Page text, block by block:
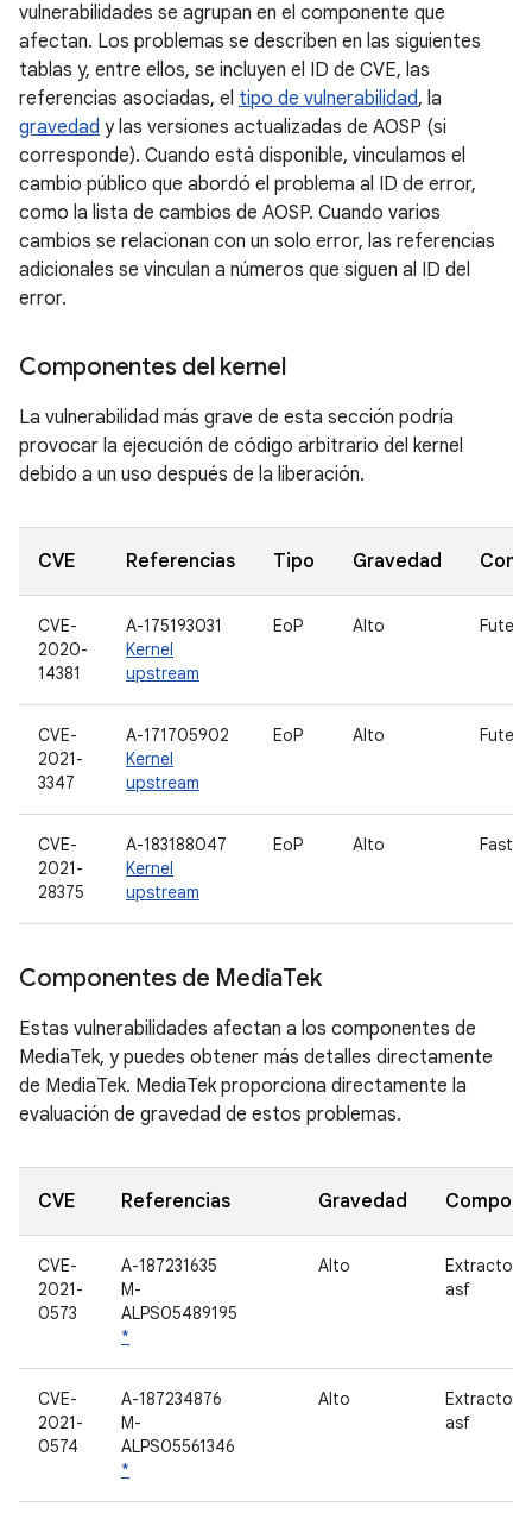
vulnerabilidades se agrupan en el componente que
afectan. Los problemas se describen en las siguientes
tablas y, entre ellos, se incluyen el ID de CVE, las
referencias asociadas, el tipo de vulnerabilidad, la
gravedad y las versiones actualizadas de AOSP (si
corresponde). Cuando está disponible, vinculamos el
cambio público que abordó el problema al ID de error,
como la lista de cambios de AOSP. Cuando varios
cambios se relacionan con un solo error, las referencias
adicionales se vinculan a números que siguen al ID del
error.
Componentes del kernel
La vulnerabilidad más grave de esta sección podría
provocar la ejecución de código arbitrario del kernel
debido a un uso después de la liberación.
CVE Referencias Tipo Gravedad
CVE-
2020-
14381
A-175193031
Kernel
upstream
EoP Alto Futex
CVE-
2021-
3347
A-171705902
Kernel
upstream
EoP Alto Futex
CVE-
2021-
28375
A-183188047
Kernel
upstream
EoP Alto
Componentes de MediaTek
Estas vulnerabilidades afectan a los componentes de
MediaTek, y puedes obtener más detalles directamente
de MediaTek. MediaTek proporciona directamente la
evaluación de gravedad de estos problemas.
CVE Referencias Gravedad
CVE-
2021-
0573
A-187231635
M-
ALPS05489195
*
Alto
Extractor
asf
CVE-
2021-
0574
A-187234876
M-
ALPS05561346
*
Alto
Extractor
asf